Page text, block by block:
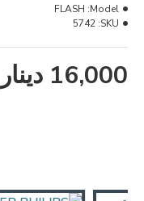
16,000 دينار عراقي
Model:
FLASH
SKU:
5742